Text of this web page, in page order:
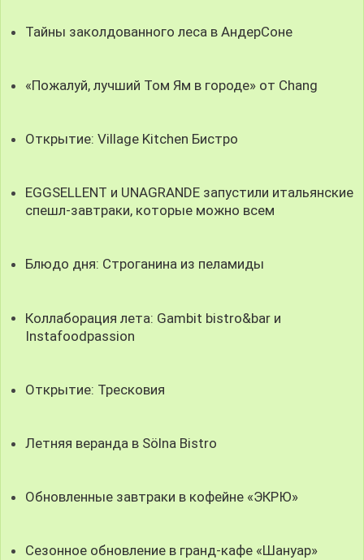
Тайны заколдованного леса в АндерСоне
«Пожалуй, лучший Том Ям в городе» от Chang
Открытие: Village Kitchen Бистро
EGGSELLENT и UNAGRANDE запустили итальянские
спешл-завтраки, которые можно всем
Блюдо дня: Строганина из пеламиды
Коллаборация лета: Gambit bistro&bar и
Instafoodpassion
Открытие: Тресковия
Летняя веранда в Sölna Bistro
Обновленные завтраки в кофейне «ЭКРЮ»
Сезонное обновление в гранд-кафе «Шануар»